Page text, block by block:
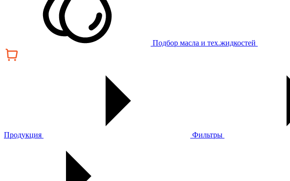
Подбор масла и тех.жидкостей
Продукция Фильтры